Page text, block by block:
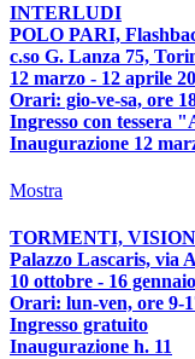
INTERLUDI
POLO PARI,
c.so G. Lanza 75,
12 marzo - 12 aprile
Orari: gio-ve-sa, ore
Ingresso con tessera
Inaugurazione 12
Mostra
TORMENTI,
Palazzo Lascaris, via
10 ottobre - 16
Orari: lun-ven, ore 9-
Ingresso gratuito
Inaugurazione h. 11